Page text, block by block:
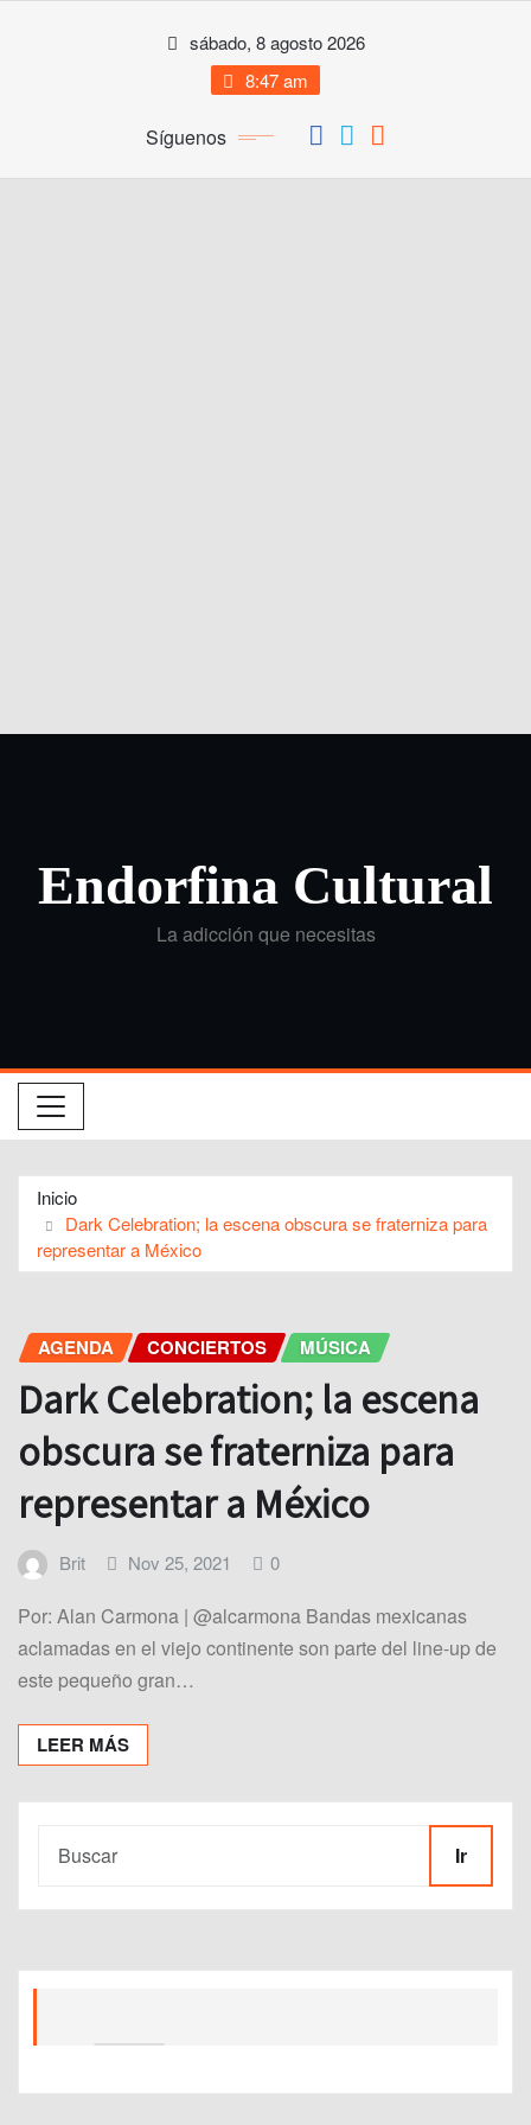
sábado, 8 agosto 2026
8:47 am
Síguenos
Endorfina Cultural
La adicción que necesitas
Inicio
Dark Celebration; la escena obscura se fraterniza para
representar a México
AGENDA CONCIERTOS MÚSICA
Dark Celebration; la escena
obscura se fraterniza para
representar a México
Brit Nov 25, 2021 0
Por: Alan Carmona | @alcarmona Bandas mexicanas
aclamadas en el viejo continente son parte del line-up de
este pequeño gran…
LEER MÁS
Ir